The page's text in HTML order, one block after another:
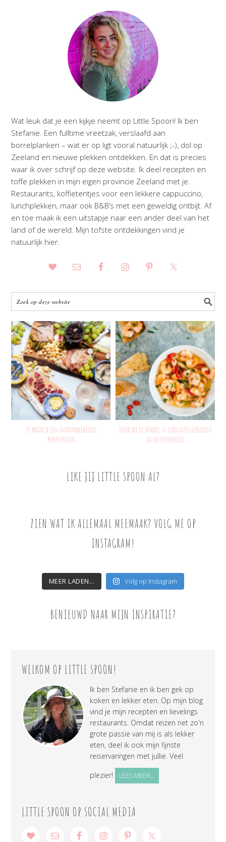
Wat leuk dat je een kijkje neemt op Little Spoon! Ik ben
Stefanie. Een fulltime vreetzak, verslaafd aan
borrelplanken – wat er op ligt vooral natuurlijk ;-), dol op
Zeeland en nieuwe plekken ontdekken. En dat is precies
waar ik over schrijf op deze website. Ik deel recepten en
toffe plekken in mijn eigen provincie Zeeland met je.
Restaurants, koffietentjes voor een lekkere cappuccino,
lunchplekken, maar ook B&B’s met een geweldig ontbijt. Af
en toe maak ik een uitstapje naar een ander deel van het
land of de wereld. Mijn tofste ontdekkingen vind je
natuurlijk hier.
Zo maak je een indrukwekkende
borrelplank
Voor bij de borrel // Garnalen gebakken
in knoflookolie
LIKE JIJ LITTLE SPOON AL?
ZIEN WAT IK ALLEMAAL MEEMAAK? VOLG ME OP
INSTAGRAM!
MEER LADEN... Volg op Instagram
BENIEUWD NAAR MIJN INSPIRATIE?
WELKOM OP LITTLE SPOON!
Ik ben Stefanie en ik ben gek op
koken en lekker eten. Op mijn blog
vind je mijn recepten en lievelings
restaurants. Omdat reizen net zo'n
grote passie van mij is als lekker
eten, deel ik ook mijn fijnste
reiservaringen met jullie. Veel
plezier!
LEES MEER...
LITTLE SPOON OP SOCIAL MEDIA